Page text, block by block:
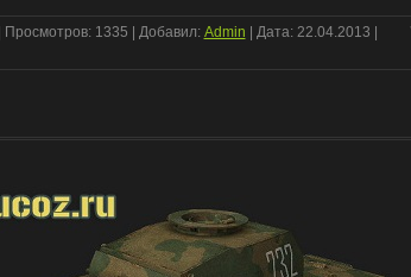
| Просмотров: 1335 | Добавил: Admin | Дата: 22.04.2013